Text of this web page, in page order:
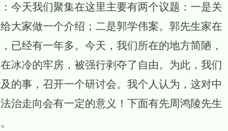
今天我们聚集在这里主要有两个议题：一是关
大家做一个介绍；二是郭学伟案。郭先生家在
已经有一年多。今天，我们所在的地方简陋，
冰冷的牢房，被强行剥夺了自由。为此，我们
的事，召开一个研讨会。我个人认为，这对中
治走向会有一定的意义！下面有先周鸿陵先生